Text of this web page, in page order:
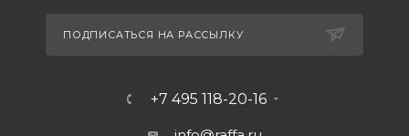
ПОДПИСАТЬСЯ НА РАССЫЛКУ
+7 495 118-20-16